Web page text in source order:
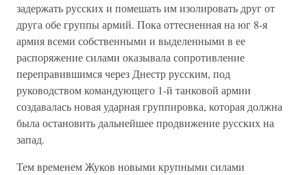
задержать русских и помешать им изолировать друг от
друга обе группы армий. Пока оттесненная на юг 8-я
армия всеми собственными и выделенными в ее
распоряжение силами оказывала сопротивление
переправившимся через Днестр русским, под
руководством командующего 1-й танковой армии
создавалась новая ударная группировка, которая должна
была остановить дальнейшее продвижение русских на
запад.
Тем временем Жуков новыми крупными силами